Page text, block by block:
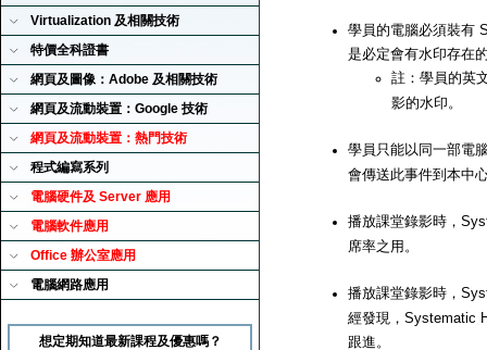
Virtualization 及相關技術
特價全科證書
網頁及圖像：Adobe 及相關技術
網頁及流動裝置：Google 技術
網頁及流動裝置：熱門技術
程式編寫系列
電腦硬件及 Server 應用
電腦軟件應用
Office 辦公室應用
電腦網路應用
想定期知道最新課程及優惠嗎？
學員的電腦必須裝有
是必定會有水印存在
註：學員的英
影的水印。
學員只能以同一部電
會傳送此事件到本中
播放課堂錄影時，
席率之用。
播放課堂錄影時，
經發現，Systematic
跟進。